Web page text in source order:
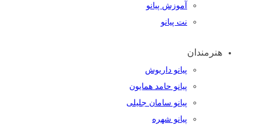
آموزش پیانو
نت پیانو
هنرمندان
پیانو داریوش
پیانو حامد همایون
پیانو سامان جلیلی
پیانو شهره